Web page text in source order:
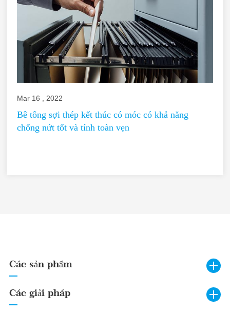
Mar 16 , 2022
Bê tông sợi thép kết thúc có móc có khả năng
chống nứt tốt và tính toàn vẹn
Các sản phẩm
Các giải pháp